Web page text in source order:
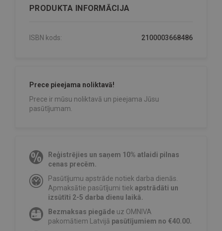
PRODUKTA INFORMĀCIJA
ISBN kods: 2100003668486
Prece pieejama noliktavā!
Prece ir mūsu noliktavā un pieejama Jūsu
pasūtījumam.
Reģistrējies un saņem 10% atlaidi pilnas
cenas precēm.
Pasūtījumu apstrāde notiek darba dienās.
Apmaksātie pasūtījumi tiek apstrādāti un
izsūtīti 2-5 darba dienu laikā.
Bezmaksas piegāde uz OMNIVA
pakomātiem Latvijā pasūtījumiem no €40.00.